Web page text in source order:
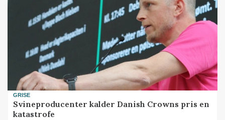
GRISE
Svineproducenter kalder Danish Crowns pris en
katastrofe